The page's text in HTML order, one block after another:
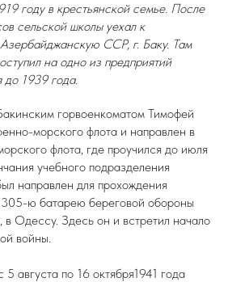
году в крестьянской семье. После
сельской школы уехал к
ССР, г. Баку. Там
на одно из предприятий
до 1939 года.
горвоенкоматом Тимофей
морского флота и направлен в
флота, где проучился до июля
учебного подразделения
направлен для прохождения
ю батарею береговой обороны
в Одессу. Здесь он и встретил начало
войны.
августа по 16 октября1941 года